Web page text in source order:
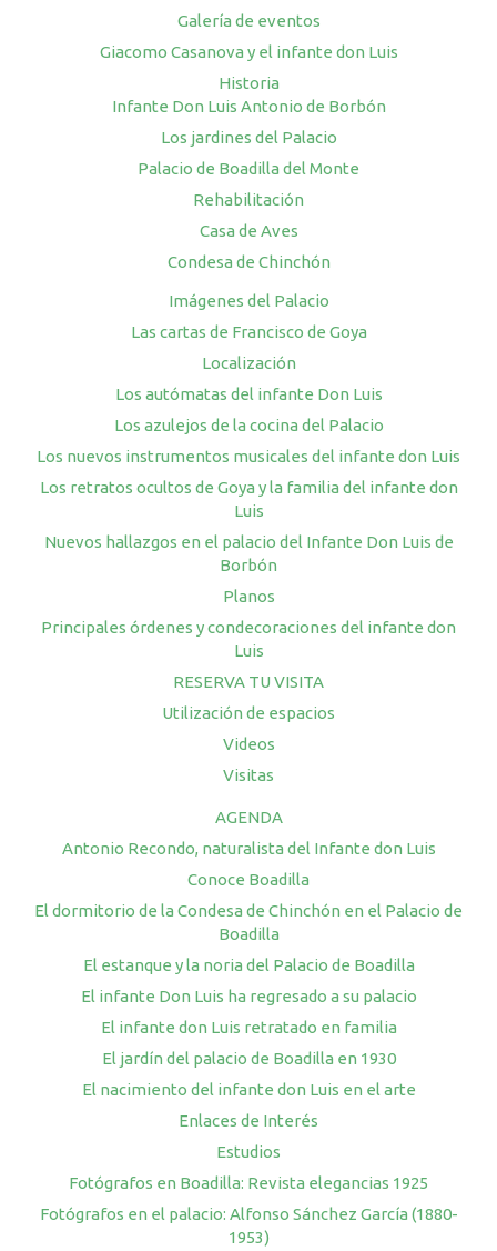
Galería de eventos
Giacomo Casanova y el infante don Luis
Historia
Infante Don Luis Antonio de Borbón
Los jardines del Palacio
Palacio de Boadilla del Monte
Rehabilitación
Casa de Aves
Condesa de Chinchón
Imágenes del Palacio
Las cartas de Francisco de Goya
Localización
Los autómatas del infante Don Luis
Los azulejos de la cocina del Palacio
Los nuevos instrumentos musicales del infante don Luis
Los retratos ocultos de Goya y la familia del infante don
Luis
Nuevos hallazgos en el palacio del Infante Don Luis de
Borbón
Planos
Principales órdenes y condecoraciones del infante don
Luis
RESERVA TU VISITA
Utilización de espacios
Videos
Visitas
AGENDA
Antonio Recondo, naturalista del Infante don Luis
Conoce Boadilla
El dormitorio de la Condesa de Chinchón en el Palacio de
Boadilla
El estanque y la noria del Palacio de Boadilla
El infante Don Luis ha regresado a su palacio
El infante don Luis retratado en familia
El jardín del palacio de Boadilla en 1930
El nacimiento del infante don Luis en el arte
Enlaces de Interés
Estudios
Fotógrafos en Boadilla: Revista elegancias 1925
Fotógrafos en el palacio: Alfonso Sánchez García (1880-
1953)